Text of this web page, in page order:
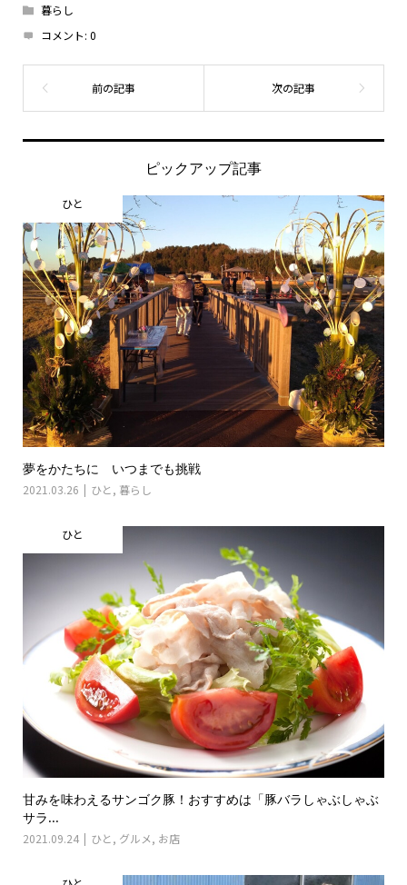
暮らし
コメント: 0
ピックアップ記事
ひと
夢をかたちに いつまでも挑戦
2021.03.26 ひと , 暮らし
ひと
甘みを味わえるサンゴク豚！おすすめは「豚バラしゃぶしゃぶ
サラ...
2021.09.24 ひと , グルメ, お店